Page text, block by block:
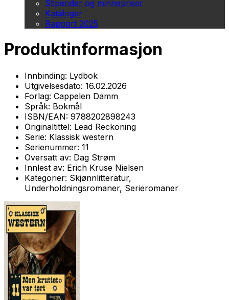
Stipender og minnepriser
Kataloger
Rapport 2025
Produktinformasjon
Innbinding: Lydbok
Utgivelsesdato: 16.02.2026
Forlag: Cappelen Damm
Språk: Bokmål
ISBN/EAN: 9788202898243
Originaltittel: Lead Reckoning
Serie: Klassisk western
Serienummer: 11
Oversatt av: Dag Strøm
Innlest av: Erich Kruse Nielsen
Kategorier: Skjønnlitteratur,
Underholdningsromaner, Serieromaner